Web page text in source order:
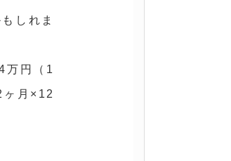
しれま
万円（1
月×12